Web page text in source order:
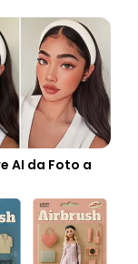
AI da Foto a